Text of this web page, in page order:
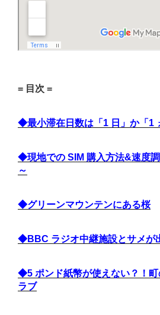
= 目次 =
◆最小滞在日数は「1 日」か「1
◆現地での SIM 購入方法&速度
～
◆グリーンマウンテンにある桜
◆BBC ラジオ中継施設とサメが
◆5 ポンド紙幣が使えない？！町
ラブ